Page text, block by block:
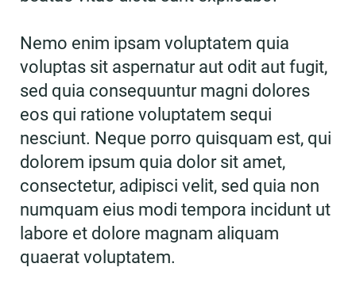
Nemo enim ipsam voluptatem quia
voluptas sit aspernatur aut odit aut fugit,
sed quia consequuntur magni dolores
eos qui ratione voluptatem sequi
nesciunt. Neque porro quisquam est, qui
dolorem ipsum quia dolor sit amet,
consectetur, adipisci velit, sed quia non
numquam eius modi tempora incidunt ut
labore et dolore magnam aliquam
quaerat voluptatem.